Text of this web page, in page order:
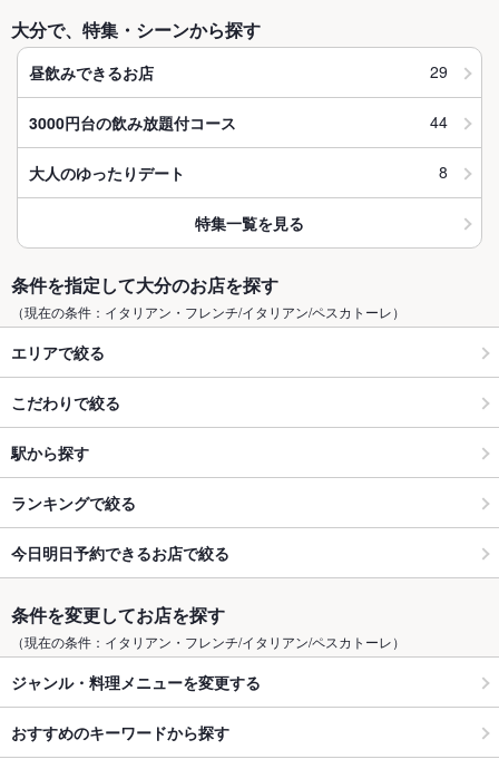
大分で、特集・シーンから探す
昼飲みできるお店 29
3000円台の飲み放題付コース 44
大人のゆったりデート 8
特集一覧を見る
条件を指定して大分のお店を探す
（現在の条件：イタリアン・フレンチ/イタリアン/ペスカトーレ）
エリアで絞る
こだわりで絞る
駅から探す
ランキングで絞る
今日明日予約できるお店で絞る
条件を変更してお店を探す
（現在の条件：イタリアン・フレンチ/イタリアン/ペスカトーレ）
ジャンル・料理メニューを変更する
おすすめのキーワードから探す